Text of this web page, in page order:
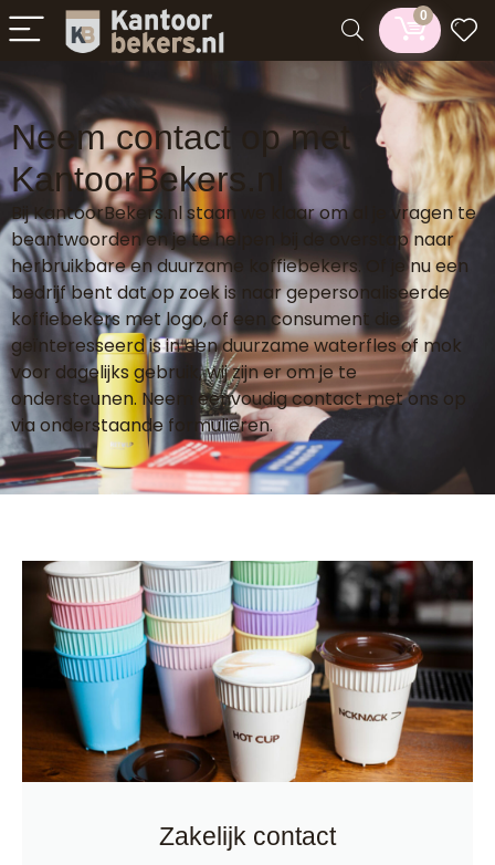
0
Neem contact op met
KantoorBekers.nl
Bij KantoorBekers.nl staan we klaar om al je vragen te
beantwoorden en je te helpen bij de overstap naar
herbruikbare en duurzame koffiebekers. Of je nu een
bedrijf bent dat op zoek is naar gepersonaliseerde
koffiebekers met logo, of een consument die
geïnteresseerd is in een duurzame waterfles of mok
voor dagelijks gebruik, wij zijn er om je te
ondersteunen. Neem eenvoudig contact met ons op
via onderstaande formulieren.
Zakelijk contact